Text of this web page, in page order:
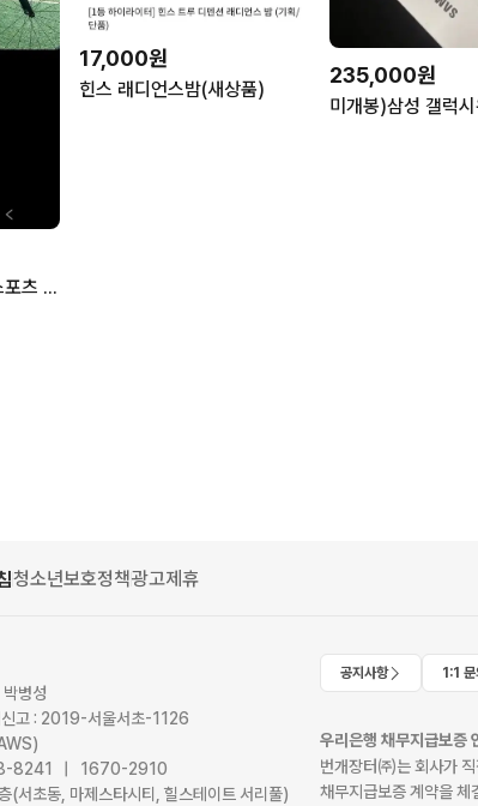
스페셜라이즈드 타막 스포츠 풀카본
17,000원
힌스 래디언스밤(새상품)
235,000원
청소년보호정책광고제휴
병성
고 : 2019-서울서초-1126
8241 | 1670-2910
서초동, 마제스타시티, 힐스테이트 서리풀)
공지사항 1:1 문
우리은행 채무지급보증
번개장터㈜는 회사가
채무지급보증 계약을 체